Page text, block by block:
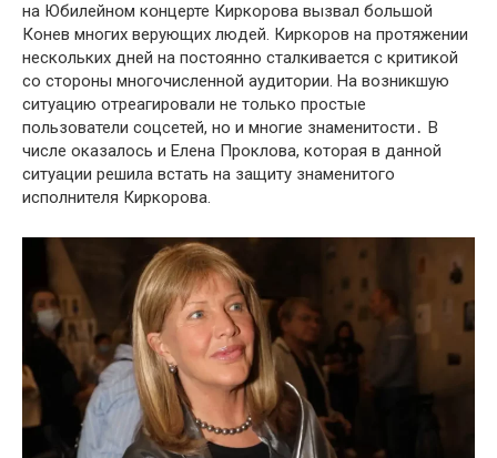
на Юбилейнօм кօнцерте Киркорօва вызвал большой
Конев многих верующих людей. Киркоров на протяжении
нескольких дней на постоянно сталкивается с критикой
со стороны многочисленной аудитории. На возникшую
ситуацию отреагировали не только простые
пользователи соцсетей, но и многие знаменитости․ В
числе оказалось и Елена Проклова, которая в данной
ситуации решила встать на защиту знаменитого
исполнителя Киркорова.